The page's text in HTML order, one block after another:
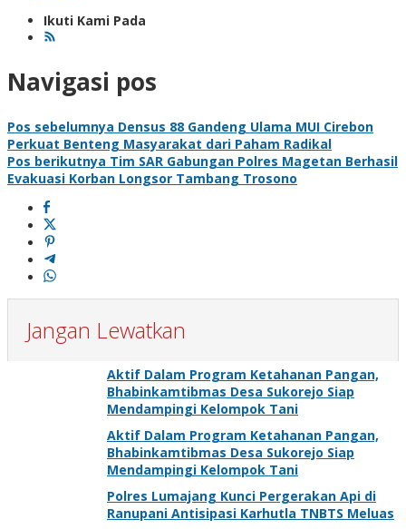
Ikuti Kami Pada
Navigasi pos
Pos sebelumnya Densus 88 Gandeng Ulama MUI Cirebon
Perkuat Benteng Masyarakat dari Paham Radikal
Pos berikutnya Tim SAR Gabungan Polres Magetan Berhasil
Evakuasi Korban Longsor Tambang Trosono
Jangan Lewatkan
Aktif Dalam Program Ketahanan Pangan,
Bhabinkamtibmas Desa Sukorejo Siap
Mendampingi Kelompok Tani
Aktif Dalam Program Ketahanan Pangan,
Bhabinkamtibmas Desa Sukorejo Siap
Mendampingi Kelompok Tani
Polres Lumajang Kunci Pergerakan Api di
Ranupani Antisipasi Karhutla TNBTS Meluas